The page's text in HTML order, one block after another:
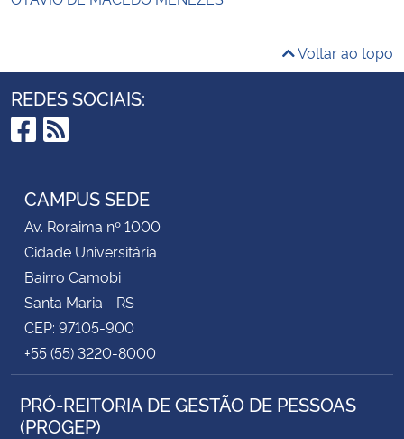
Voltar ao topo
REDES SOCIAIS:
Facebook
RSS
CAMPUS SEDE
Av. Roraima nº 1000
Cidade Universitária
Bairro Camobi
Santa Maria - RS
CEP: 97105-900
+55 (55) 3220-8000
PRÓ-REITORIA DE GESTÃO DE PESSOAS
(PROGEP)